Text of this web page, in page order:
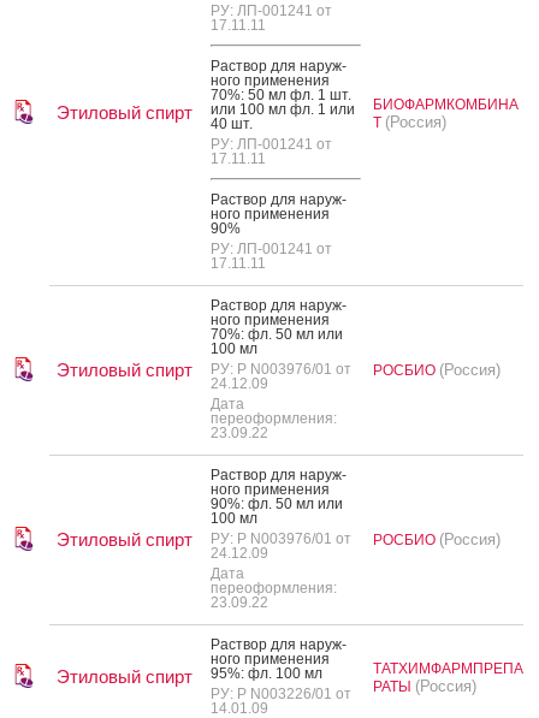
Этиловый спирт
РУ: ЛП-001241 от
17.11.11
Рас­твор для на­руж­
но­го при­мене­ния
70%: 50 мл фл. 1 шт.
или 100 мл фл. 1 или
40 шт.
РУ: ЛП-001241 от
17.11.11
Рас­твор для на­руж­
но­го при­мене­ния
90%
РУ: ЛП-001241 от
17.11.11
БИОФАРМКОМБИНА
Т (Россия)
Этиловый спирт
Рас­твор для на­руж­
но­го при­мене­ния
70%: фл. 50 мл или
100 мл
РУ: Р N003976/01 от
24.12.09
Дата
переоформления:
23.09.22
РОСБИО (Россия)
Этиловый спирт
Рас­твор для на­руж­
но­го при­мене­ния
90%: фл. 50 мл или
100 мл
РУ: Р N003976/01 от
24.12.09
Дата
переоформления:
23.09.22
РОСБИО (Россия)
Этиловый спирт
Рас­твор для на­руж­
но­го при­мене­ния
95%: фл. 100 мл
РУ: Р N003226/01 от
14.01.09
ТАТХИМФАРМПРЕПА
РАТЫ (Россия)